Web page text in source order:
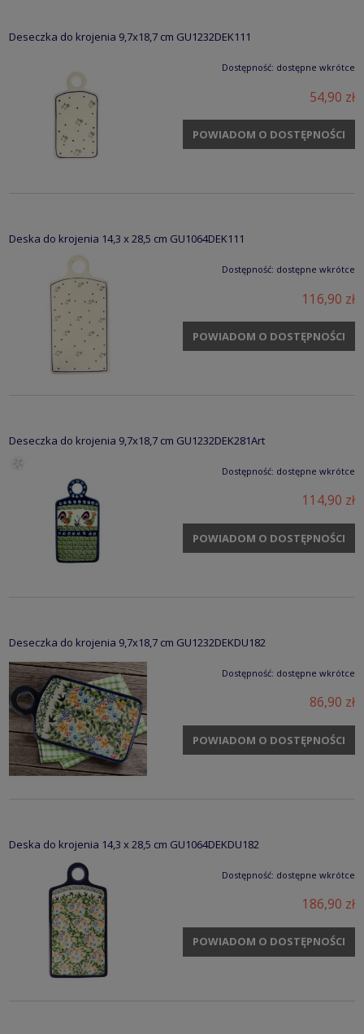
Deseczka do krojenia 9,7x18,7 cm GU1232DEK111
Dostępność: dostępne wkrótce
54,90 zł
POWIADOM O DOSTĘPNOŚCI
Deska do krojenia 14,3 x 28,5 cm GU1064DEK111
Dostępność: dostępne wkrótce
116,90 zł
POWIADOM O DOSTĘPNOŚCI
Deseczka do krojenia 9,7x18,7 cm GU1232DEK281Art
Dostępność: dostępne wkrótce
114,90 zł
POWIADOM O DOSTĘPNOŚCI
Deseczka do krojenia 9,7x18,7 cm GU1232DEKDU182
Dostępność: dostępne wkrótce
86,90 zł
POWIADOM O DOSTĘPNOŚCI
Deska do krojenia 14,3 x 28,5 cm GU1064DEKDU182
Dostępność: dostępne wkrótce
186,90 zł
POWIADOM O DOSTĘPNOŚCI